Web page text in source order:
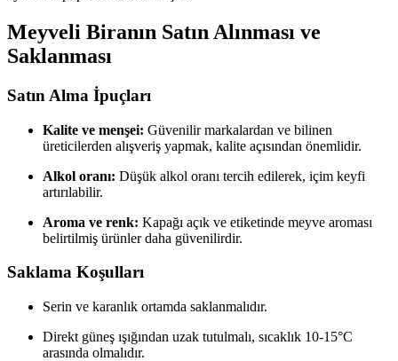
Meyveli Biranın Satın Alınması ve
Saklanması
Satın Alma İpuçları
Kalite ve menşei: Güvenilir markalardan ve bilinen
üreticilerden alışveriş yapmak, kalite açısından önemlidir.
Alkol oranı: Düşük alkol oranı tercih edilerek, içim keyfi
artırılabilir.
Aroma ve renk: Kapağı açık ve etiketinde meyve aroması
belirtilmiş ürünler daha güvenilirdir.
Saklama Koşulları
Serin ve karanlık ortamda saklanmalıdır.
Direkt güneş ışığından uzak tutulmalı, sıcaklık 10-15°C
arasında olmalıdır.